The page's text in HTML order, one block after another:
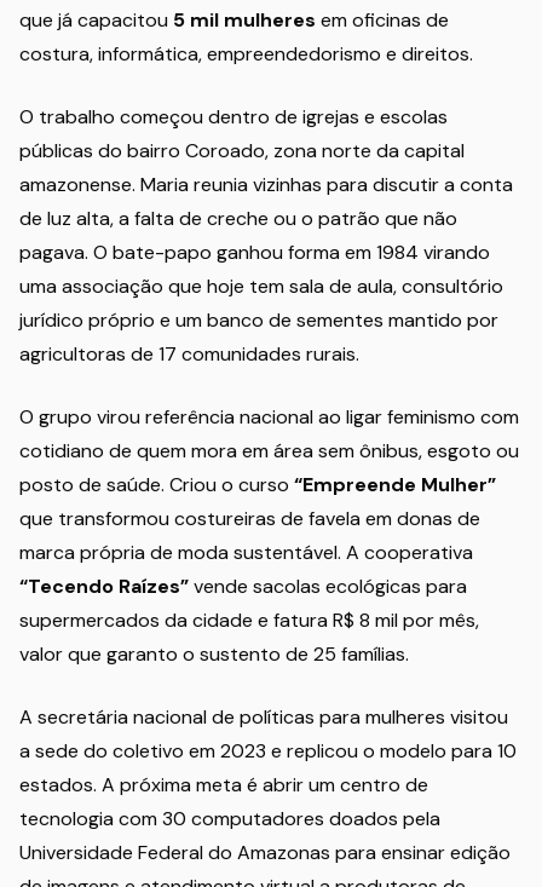
que já capacitou 5 mil mulheres em oficinas de
costura, informática, empreendedorismo e direitos.
O trabalho começou dentro de igrejas e escolas
públicas do bairro Coroado, zona norte da capital
amazonense. Maria reunia vizinhas para discutir a conta
de luz alta, a falta de creche ou o patrão que não
pagava. O bate-papo ganhou forma em 1984 virando
uma associação que hoje tem sala de aula, consultório
jurídico próprio e um banco de sementes mantido por
agricultoras de 17 comunidades rurais.
O grupo virou referência nacional ao ligar feminismo com
cotidiano de quem mora em área sem ônibus, esgoto ou
posto de saúde. Criou o curso “Empreende Mulher”
que transformou costureiras de favela em donas de
marca própria de moda sustentável. A cooperativa
“Tecendo Raízes”vende sacolas ecológicas para
supermercados da cidade e fatura R$ 8 mil por mês,
valor que garanto o sustento de 25 famílias.
A secretária nacional de políticas para mulheres visitou
a sede do coletivo em 2023 e replicou o modelo para 10
estados. A próxima meta é abrir um centro de
tecnologia com 30 computadores doados pela
Universidade Federal do Amazonas para ensinar edição